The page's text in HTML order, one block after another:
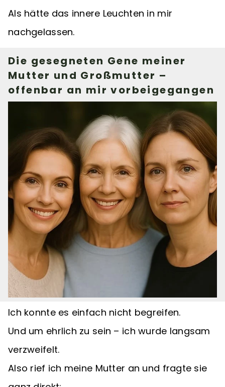
Als hätte das innere Leuchten in mir
nachgelassen.
Die gesegneten Gene meiner
Mutter und Großmutter –
offenbar an mir vorbeigegangen
Ich konnte es einfach nicht begreifen.
Und um ehrlich zu sein – ich wurde langsam
verzweifelt.
Also rief ich meine Mutter an und fragte sie